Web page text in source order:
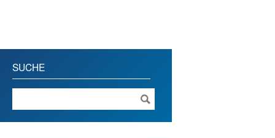
SUCHE